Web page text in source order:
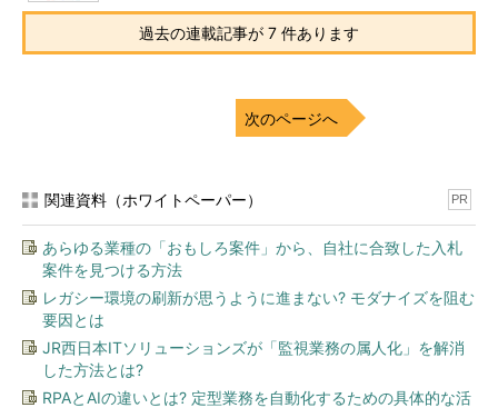
過去の連載記事が 7 件あります
次のページへ
関連資料（ホワイトペーパー） PR
あらゆる業種の「おもしろ案件」から、自社に合致した入札
案件を見つける方法
レガシー環境の刷新が思うように進まない? モダナイズを阻む
要因とは
JR西日本ITソリューションズが「監視業務の属人化」を解消
した方法とは?
RPAとAIの違いとは? 定型業務を自動化するための具体的な活